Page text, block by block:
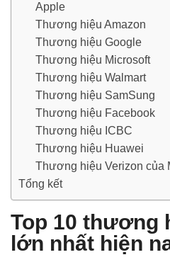
Apple
Thương hiệu Amazon
Thương hiệu Google
Thương hiệu Microsoft
Thương hiệu Walmart
Thương hiệu SamSung
Thương hiệu Facebook
Thương hiệu ICBC
Thương hiệu Huawei
Thương hiệu Verizon của
Tổng kết
Top 10 thương
lớn nhất hiện